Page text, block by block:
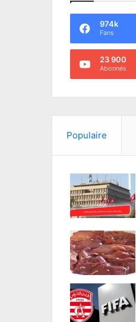
974k
Fans
23 900
Abonnés
Populaire